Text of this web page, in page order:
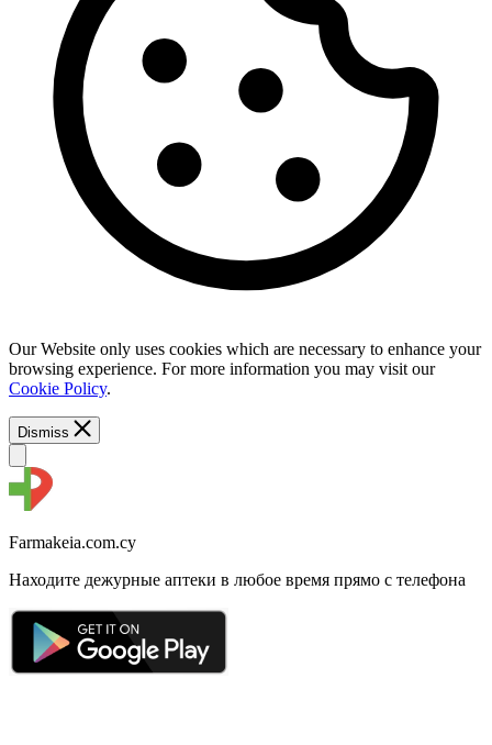
Our Website only uses cookies which are necessary to enhance your
browsing experience. For more information you may visit our
Cookie Policy.
Dismiss
Farmakeia.com.cy
Находите дежурные аптеки в любое время прямо с телефона